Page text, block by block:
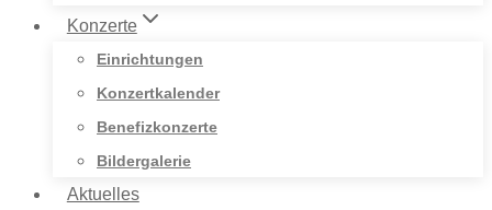
Konzerte
Einrichtungen
Konzertkalender
Benefizkonzerte
Bildergalerie
Aktuelles